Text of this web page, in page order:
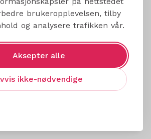
brukeropplevelsen, tilby
og analysere trafikken vår.
Aksepter alle
ikke-nødvendige